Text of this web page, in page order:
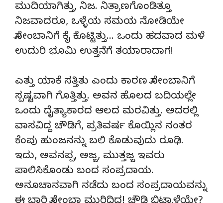
ಮುದಿಯಾಗಿತ್ತು, ನಿಜ. ನಿತ್ರಾಣಗೊಂಡಿತ್ತೂ
ನಿಜವಾದರೂ, ಒಳ್ಳೆಯ ಸಮಯ ನೋಡಿಯೇ
ಸೋಂಬಾನಿಗೆ ಕೈ ಕೊಟ್ಟಿತ್ತು… ಒಂದು ಹದವಾದ ಮಳೆ
ಉದುರಿ ಭೂಮಿ ಉತ್ತನೆಗೆ ತಯಾರಾದಾಗ!
ಎತ್ತು ಯಾಕೆ ಸತ್ತಿತು ಎಂದು ಕಾರಣ ಸೋಂಬಾನಿಗೆ
ಸ್ಪಷ್ಟವಾಗಿ ಗೊತ್ತಿತ್ತು. ಅವನ ಹೊಲದ ಬದಿಯಲ್ಲೇ
ಒಂದು ದೈತ್ಯಾಕಾರದ ಆಲದ ಮರವಿತ್ತು. ಅದರಲ್ಲಿ
ವಾಸವಿದ್ದ ಚೌಡಿಗೆ, ಪ್ರತಿವರ್ಷ ಕೊಯ್ಲಿನ ನಂತರ
ಕೆಂಪು ಹುಂಜನನ್ನು ಬಲಿ ಕೊಡುವುದು ರೂಢಿ.
ಇದು, ಅವನಪ್ಪ, ಅಜ್ಜ, ಮುತ್ತಜ್ಜ ಇವರು
ಪಾಲಿಸಿಕೊಂಡು ಬಂದ ಸಂಪ್ರದಾಯ.
ಅನೂಚಾನವಾಗಿ ನಡೆದು ಬಂದ ಸಂಪ್ರದಾಯವನ್ನು